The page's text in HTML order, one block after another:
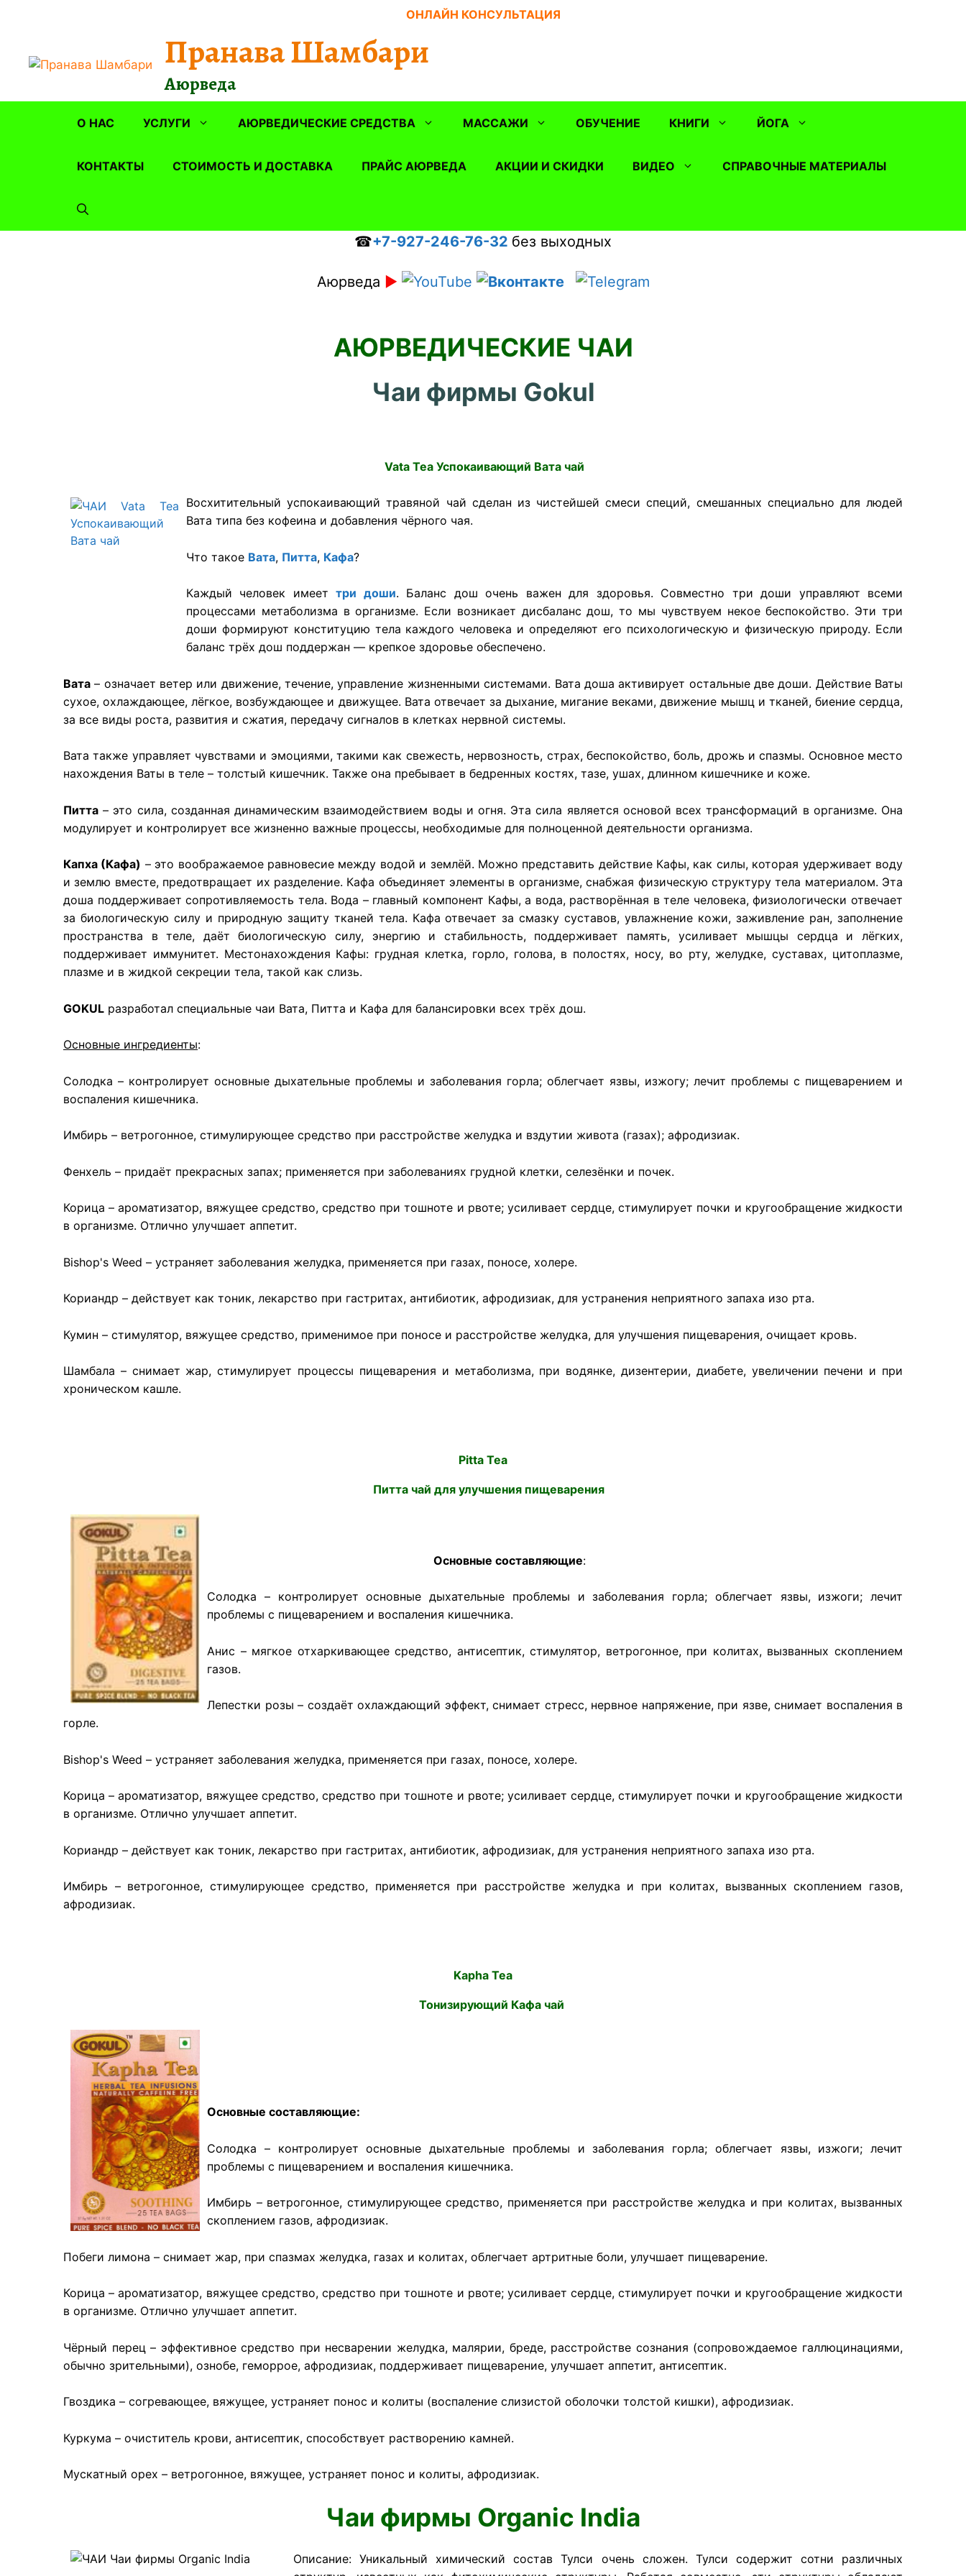
ОНЛАЙН КОНСУЛЬТАЦИЯ
Пранава Шамбари
Аюрведа
О НАС УСЛУГИ АЮРВЕДИЧЕСКИЕ СРЕДСТВА МАССАЖИ ОБУЧЕНИЕ КНИГИ ЙОГА
КОНТАКТЫ СТОИМОСТЬ И ДОСТАВКА ПРАЙС АЮРВЕДА АКЦИИ И СКИДКИ ВИДЕО СПРАВОЧНЫЕ МАТЕРИАЛЫ
☎+7-927-246-76-32 без выходных
Аюрведа ►
АЮРВЕДИЧЕСКИЕ ЧАИ
Чаи фирмы Gokul
Vata Tea Успокаивающий Вата чай
Восхитительный успокаивающий травяной чай сделан из чистейшей смеси специй, смешанных специально для людей
Вата типа без кофеина и добавления чёрного чая.
Что такое Вата, Питта, Кафа?
Каждый человек имееттри доши. Баланс дош очень важен для здоровья. Совместно три доши управляют всеми
процессами метаболизма в организме. Если возникает дисбаланс дош, то мы чувствуем некое беспокойство. Эти три
доши формируют конституцию тела каждого человека и определяют его психологическую и физическую природу. Если
баланс трёх дош поддержан — крепкое здоровье обеспечено.
Вата – означает ветер или движение, течение, управление жизненными системами. Вата доша активирует остальные две доши. Действие Ваты
сухое, охлаждающее, лёгкое, возбуждающее и движущее. Вата отвечает за дыхание, мигание веками, движение мышц и тканей, биение сердца,
за все виды роста, развития и сжатия, передачу сигналов в клетках нервной системы.
Вата также управляет чувствами и эмоциями, такими как свежесть, нервозность, страх, беспокойство, боль, дрожь и спазмы. Основное место
нахождения Ваты в теле – толстый кишечник. Также она пребывает в бедренных костях, тазе, ушах, длинном кишечнике и коже.
Питта – это сила, созданная динамическим взаимодействием воды и огня. Эта сила является основой всех трансформаций в организме. Она
модулирует и контролирует все жизненно важные процессы, необходимые для полноценной деятельности организма.
Капха (Кафа) – это воображаемое равновесие между водой и землёй. Можно представить действие Кафы, как силы, которая удерживает воду
и землю вместе, предотвращает их разделение. Кафа объединяет элементы в организме, снабжая физическую структуру тела материалом. Эта
доша поддерживает сопротивляемость тела. Вода – главный компонент Кафы, а вода, растворённая в теле человека, физиологически отвечает
за биологическую силу и природную защиту тканей тела. Кафа отвечает за смазку суставов, увлажнение кожи, заживление ран, заполнение
пространства в теле, даёт биологическую силу, энергию и стабильность, поддерживает память, усиливает мышцы сердца и лёгких,
поддерживает иммунитет. Местонахождения Кафы: грудная клетка, горло, голова, в полостях, носу, во рту, желудке, суставах, цитоплазме,
плазме и в жидкой секреции тела, такой как слизь.
GOKUL разработал специальные чаи Вата, Питта и Кафа для балансировки всех трёх дош.
Основные ингредиенты:
Солодка – контролирует основные дыхательные проблемы и заболевания горла; облегчает язвы, изжогу; лечит проблемы с пищеварением и
воспаления кишечника.
Имбирь – ветрогонное, стимулирующее средство при расстройстве желудка и вздутии живота (газах); афродизиак.
Фенхель – придаёт прекрасных запах; применяется при заболеваниях грудной клетки, селезёнки и почек.
Корица – ароматизатор, вяжущее средство, средство при тошноте и рвоте; усиливает сердце, стимулирует почки и кругообращение жидкости
в организме. Отлично улучшает аппетит.
Bishop's Weed – устраняет заболевания желудка, применяется при газах, поносе, холере.
Кориандр – действует как тоник, лекарство при гастритах, антибиотик, афродизиак, для устранения неприятного запаха изо рта.
Кумин – стимулятор, вяжущее средство, применимое при поносе и расстройстве желудка, для улучшения пищеварения, очищает кровь.
Шамбала – снимает жар, стимулирует процессы пищеварения и метаболизма, при водянке, дизентерии, диабете, увеличении печени и при
хроническом кашле.
Pitta Tea
Питта чай для улучшения пищеварения
Основные составляющие:
Солодка – контролирует основные дыхательные проблемы и заболевания горла; облегчает язвы, изжоги; лечит
проблемы с пищеварением и воспаления кишечника.
Анис – мягкое отхаркивающее средство, антисептик, стимулятор, ветрогонное, при колитах, вызванных скоплением
газов.
Лепестки розы – создаёт охлаждающий эффект, снимает стресс, нервное напряжение, при язве, снимает воспаления в
горле.
Bishop's Weed – устраняет заболевания желудка, применяется при газах, поносе, холере.
Корица – ароматизатор, вяжущее средство, средство при тошноте и рвоте; усиливает сердце, стимулирует почки и кругообращение жидкости
в организме. Отлично улучшает аппетит.
Кориандр – действует как тоник, лекарство при гастритах, антибиотик, афродизиак, для устранения неприятного запаха изо рта.
Имбирь – ветрогонное, стимулирующее средство, применяется при расстройстве желудка и при колитах, вызванных скоплением газов,
афродизиак.
Kapha Tea
Тонизирующий Кафа чай
Основные составляющие:
Солодка – контролирует основные дыхательные проблемы и заболевания горла; облегчает язвы, изжоги; лечит
проблемы с пищеварением и воспаления кишечника.
Имбирь – ветрогонное, стимулирующее средство, применяется при расстройстве желудка и при колитах, вызванных
скоплением газов, афродизиак.
Побеги лимона – снимает жар, при спазмах желудка, газах и колитах, облегчает артритные боли, улучшает пищеварение.
Корица – ароматизатор, вяжущее средство, средство при тошноте и рвоте; усиливает сердце, стимулирует почки и кругообращение жидкости
в организме. Отлично улучшает аппетит.
Чёрный перец – эффективное средство при несварении желудка, малярии, бреде, расстройстве сознания (сопровождаемое галлюцинациями,
обычно зрительными), ознобе, геморрое, афродизиак, поддерживает пищеварение, улучшает аппетит, антисептик.
Гвоздика – согревающее, вяжущее, устраняет понос и колиты (воспаление слизистой оболочки толстой кишки), афродизиак.
Куркума – очиститель крови, антисептик, способствует растворению камней.
Мускатный орех – ветрогонное, вяжущее, устраняет понос и колиты, афродизиак.
Чаи фирмы Organic India
Описание: Уникальный химический состав Тулси очень сложен. Тулси содержит сотни различных